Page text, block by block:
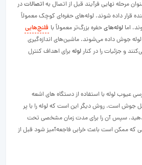
مرحله نهایی فرآیند قبل از اتصال بهاتصالاتدر
قرار داده شوند. لوله‌های حفره‌ای کوچک معمولاً
اما لوله‌هایحفره بزرگ‌تر معمولاً با فلنج‌هایی
جوش داده می‌شوند. ماشین‌های اندازه‌گیری
و جزئیات را در کنارلوله برای اهداف کنترل
عیوب لوله با استفاده از دستگاه های اشعه
جوش است. روش دیگر این است که لوله را با پر
دهید، سپس آن را برای مدت زمان مشخصی تحت
که ممکن است باعث خرابی فاجعه‌آمیز شود قبل از